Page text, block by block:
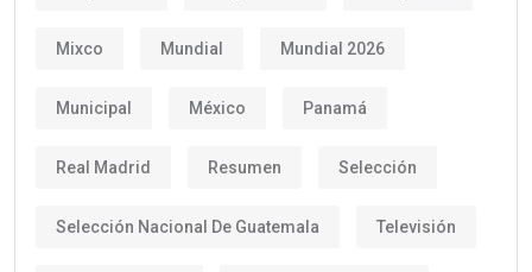
Mixco Mundial Mundial 2026
Municipal México Panamá
Real Madrid Resumen Selección
Selección Nacional De Guatemala Televisión